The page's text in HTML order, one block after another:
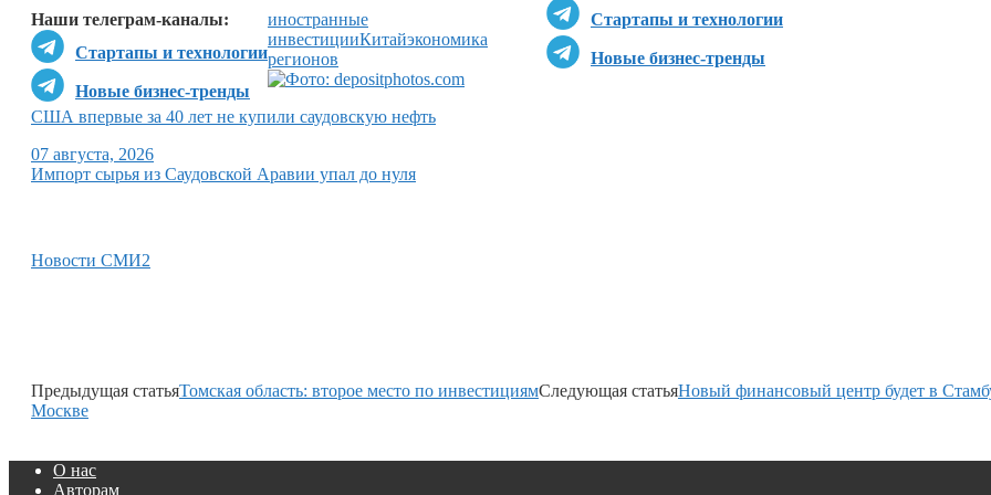
Стартапы и технологии
Новые бизнес-тренды
Наши телеграм-каналы:
Стартапы и технологии
Новые бизнес-тренды
иностранные
инвестицииКитайэкономика
регионов
США впервые за 40 лет не купили саудовскую нефть
07 августа, 2026
Импорт сырья из Саудовской Аравии упал до нуля
Новости СМИ2
Предыдущая статьяТомская область: второе место по инвестициямСледующая статьяНовый финансовый центр будет в
Москве
О нас
Авторам